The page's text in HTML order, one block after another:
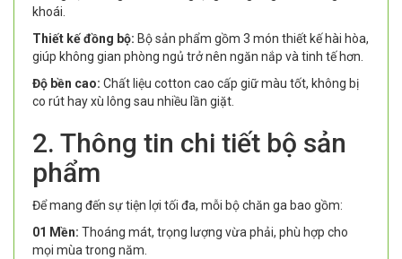
khoái.
Thiết kế đồng bộ: Bộ sản phẩm gồm 3 món thiết kế hài hòa,
giúp không gian phòng ngủ trở nên ngăn nắp và tinh tế hơn.
Độ bền cao: Chất liệu cotton cao cấp giữ màu tốt, không bị
co rút hay xù lông sau nhiều lần giặt.
2. Thông tin chi tiết bộ sản
phẩm
Để mang đến sự tiện lợi tối đa, mỗi bộ chăn ga bao gồm:
01 Mền: Thoáng mát, trọng lượng vừa phải, phù hợp cho
mọi mùa trong năm.